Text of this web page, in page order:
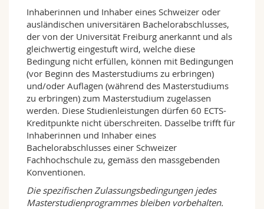
praxisorientiert.
Das Masterprogramm «Digital Media &
Communication for Social Impact» zeichnet sich
aus durch:
–Gesellschaftliche Relevanz : Lernen Sie, wie
Kommunikation sozialen Wandel beeinflusst –
und wie Medien und Kommunikation aktiv
verändert werden können.
–Internationale Ausrichtung
von globalen Perspektiven in Forschung und
Lehre – in einem englischsprachigen oder
mehrsprachigen Master in der Schweiz.
–Praxisnahe Forschung : Arbeiten Sie an
Inhaberinnen und Inhaber eines Schweizer oder
ausländischen universitären Bachelorabschlusses,
der von der Universität Freiburg anerkannt und als
gleichwertig eingestuft wird, welche diese
Bedingung nicht erfüllen, können mit Bedingungen
(vor Beginn des Masterstudiums zu erbringen)
und/oder Auflagen (während des Masterstudiums
zu erbringen) zum Masterstudium zugelassen
werden. Diese Studienleistungen dürfen 60 ECTS-
Kreditpunkte nicht überschreiten. Dasselbe trifft für
Inhaberinnen und Inhaber eines
Bachelorabschlusses einer Schweizer
Fachhochschule zu, gemäss den massgebenden
Konventionen.
Die spezifischen Zulassungsbedingungen jedes
Masterstudienprogrammes bleiben vorbehalten.